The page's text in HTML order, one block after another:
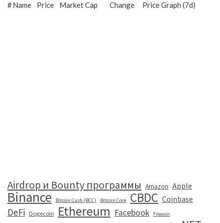
#Name Price Market Cap Change Price Graph (7d)
Airdrop и Bounty программы Amazon Apple
Binance Bitcoin Cash (BCC) Bitcoin Core CBDC Coinbase
DeFi Dogecoin Ethereum Facebook Filecoin